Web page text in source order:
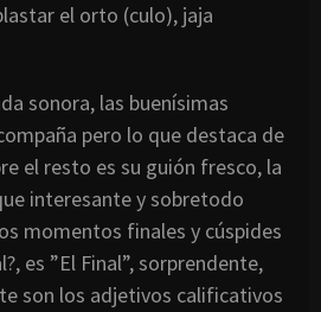
el orto (culo), jaja
sonora, las buenísimas
pero lo que destaca de
el resto es su guión fresco, la
interesante y sobretodo
momentos finales y cúspides
es ”El Final”, sorprendente,
son los adjetivos calificativos